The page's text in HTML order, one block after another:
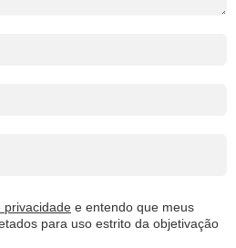
privacidade e entendo que meus
para uso estrito da objetivação